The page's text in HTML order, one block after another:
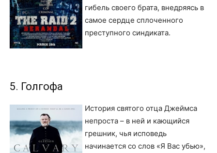
гибель своего брата, внедряясь в
самое сердце сплоченного
преступного синдиката.
5. Голгофа
История святого отца Джеймса
непроста – в ней и кающийся
грешник, чья исповедь
начинается со слов «Я Вас убью»,